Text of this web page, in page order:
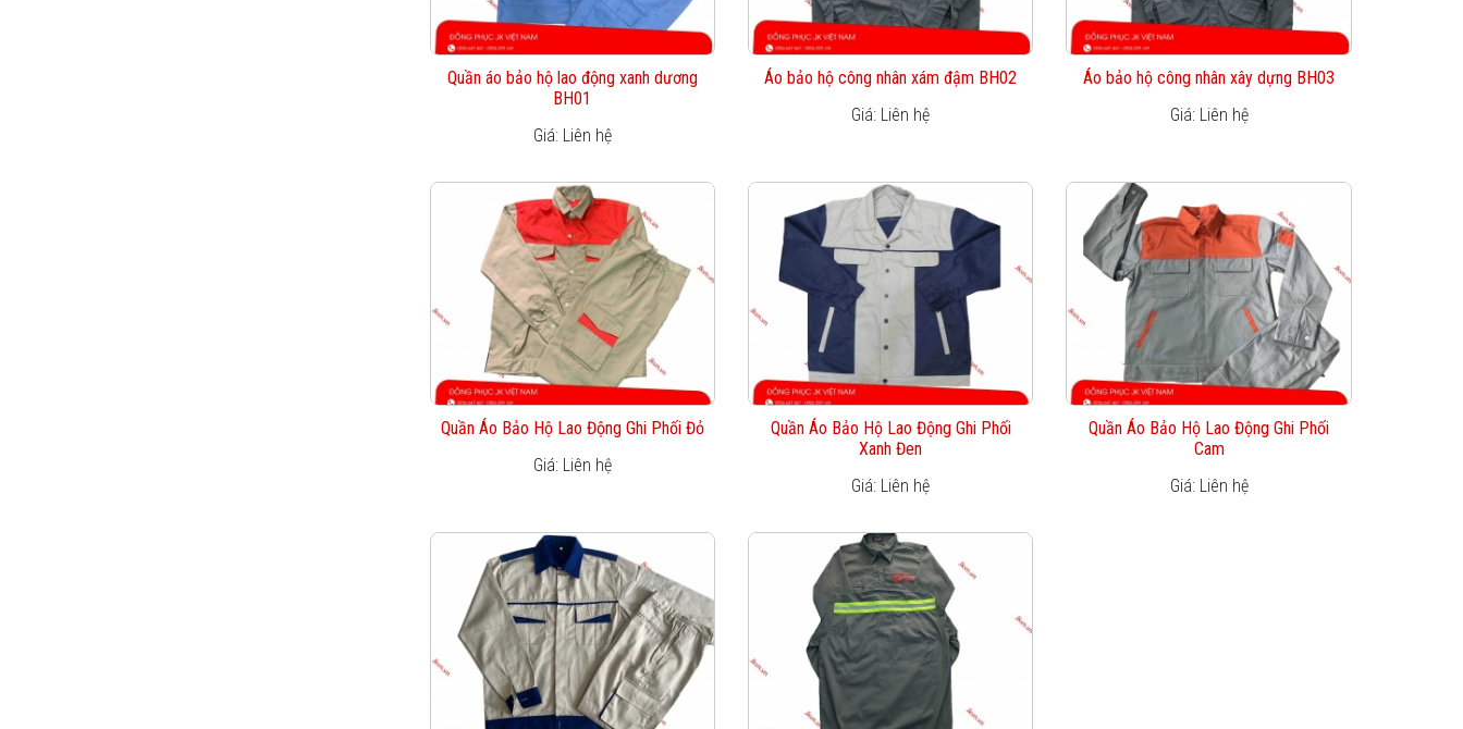
Quần áo bảo hộ lao động xanh dương
BH01
Giá: Liên hệ
Áo bảo hộ công nhân xám đậm BH02
Giá: Liên hệ
Áo bảo hộ công nhân xây dựng BH03
Giá: Liên hệ
Quần Áo Bảo Hộ Lao Động Ghi Phối Đỏ
Giá: Liên hệ
Quần Áo Bảo Hộ Lao Động Ghi Phối
Xanh Đen
Giá: Liên hệ
Quần Áo Bảo Hộ Lao Động Ghi Phối
Cam
Giá: Liên hệ